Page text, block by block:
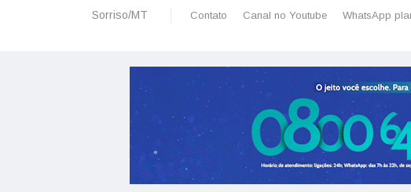
Sorriso/MT Contato Canal no Youtube WhatsApp